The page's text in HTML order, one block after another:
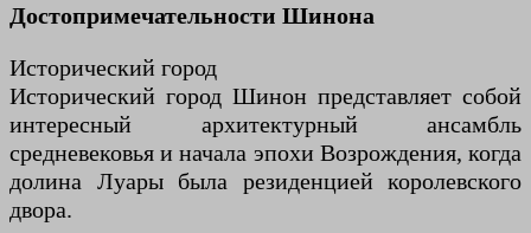
Достопримечательности Шинона
Исторический город
Исторический город Шинон представляет собой
интересный архитектурный ансамбль
средневековья и начала эпохи Возрождения, когда
долина Луары была резиденцией королевского
двора.